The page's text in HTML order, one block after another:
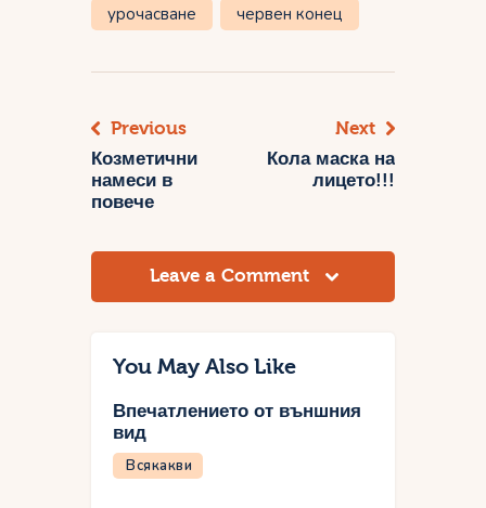
урочасване
червен конец
Навигация
Previous
Козметични
намеси в
повече
Next
Кола маска на
лицето!!!
Leave a Comment
You May Also Like
Впечатлението от външния
вид
Всякакви